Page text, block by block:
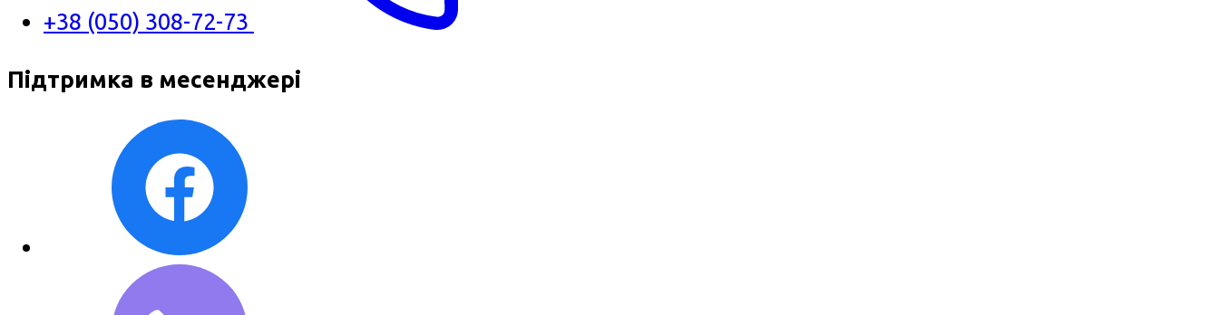
+38 (050) 308-72-73
Підтримка в месенджері